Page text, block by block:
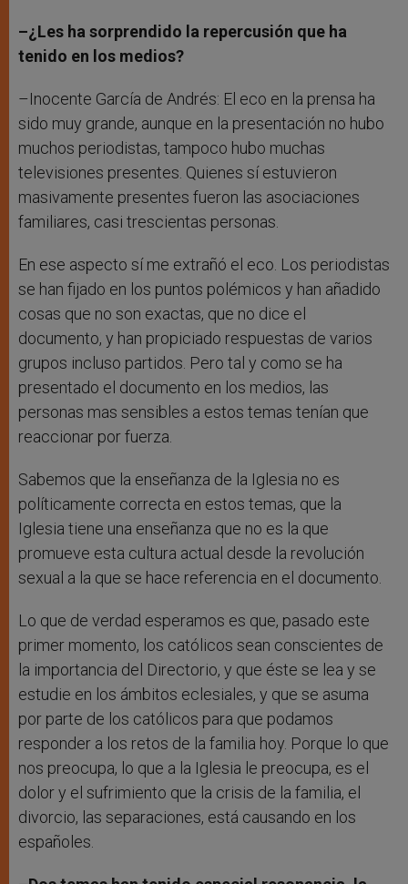
–¿Les ha sorprendido la repercusión que ha
tenido en los medios?
–Inocente García de Andrés: El eco en la prensa ha
sido muy grande, aunque en la presentación no hubo
muchos periodistas, tampoco hubo muchas
televisiones presentes. Quienes sí estuvieron
masivamente presentes fueron las asociaciones
familiares, casi trescientas personas.
En ese aspecto sí me extrañó el eco. Los periodistas
se han fijado en los puntos polémicos y han añadido
cosas que no son exactas, que no dice el
documento, y han propiciado respuestas de varios
grupos incluso partidos. Pero tal y como se ha
presentado el documento en los medios, las
personas mas sensibles a estos temas tenían que
reaccionar por fuerza.
Sabemos que la enseñanza de la Iglesia no es
políticamente correcta en estos temas, que la
Iglesia tiene una enseñanza que no es la que
promueve esta cultura actual desde la revolución
sexual a la que se hace referencia en el documento.
Lo que de verdad esperamos es que, pasado este
primer momento, los católicos sean conscientes de
la importancia del Directorio, y que éste se lea y se
estudie en los ámbitos eclesiales, y que se asuma
por parte de los católicos para que podamos
responder a los retos de la familia hoy. Porque lo que
nos preocupa, lo que a la Iglesia le preocupa, es el
dolor y el sufrimiento que la crisis de la familia, el
divorcio, las separaciones, está causando en los
españoles.